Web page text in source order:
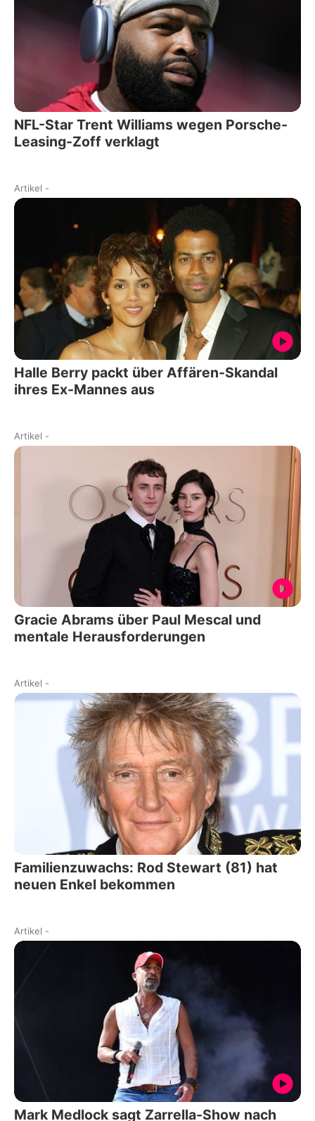
NFL-Star Trent Williams wegen Porsche-
Leasing-Zoff verklagt
Artikel -
Halle Berry packt über Affären-Skandal
ihres Ex-Mannes aus
Artikel -
Gracie Abrams über Paul Mescal und
mentale Herausforderungen
Artikel -
Familienzuwachs: Rod Stewart (81) hat
neuen Enkel bekommen
Artikel -
Mark Medlock sagt Zarrella-Show nach